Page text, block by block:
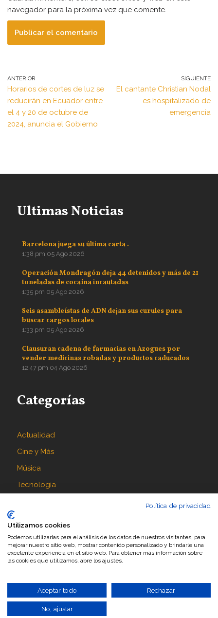
navegador para la próxima vez que comente.
ANTERIOR
Horarios de cortes de luz se
reducirán en Ecuador entre
el 4 y 20 de octubre de
2024, anuncia el Gobierno
SIGUIENTE
El cantante Christian Nodal
es hospitalizado de
emergencia
Ultimas Noticias
Barcelona juega su última carta .
1:38 pm 05 Ago 2026
Operación Mondragón deja 44 detenidos y más de 21
toneladas de cocaína incautadas
1:35 pm 05 Ago 2026
Seis asambleístas de ADN dejan sus curules para
buscar cargos locales
1:33 pm 05 Ago 2026
Clausuran cadena de farmacias en Azogues por
vender medicinas robadas y productos caducados
12:47 pm 04 Ago 2026
Categorías
Actualidad
Cine y Más
Música
Tecnología
Síguenos en
Diseñado por
Política de privacidad
Utilizamos cookies
Podemos utilizarlas para el análisis de los datos de nuestros visitantes, para
mejorar nuestro sitio web, mostrar contenido personalizado y brindarle una
excelente experiencia en el sitio web. Para obtener más información sobre
las cookies que utilizamos, abre los ajustes.
Aceptar todo Rechazar
No, ajustar